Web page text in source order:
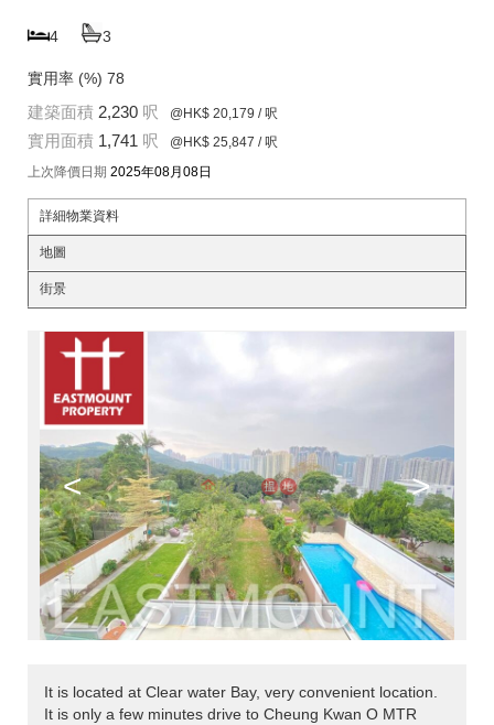
4 3
實用率 (%) 78
建築面積 2,230 呎 @HK$ 20,179 / 呎
實用面積 1,741 呎 @HK$ 25,847 / 呎
上次降價日期 2025年08月08日
詳細物業資料
地圖
街景
< >
It is located at Clear water Bay, very convenient location.
It is only a few minutes drive to Cheung Kwan O MTR